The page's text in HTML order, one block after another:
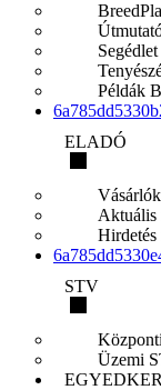
Példák
ELADÓ
Vásárlók
Aktuális
Hirdetés
STV
Üzemi